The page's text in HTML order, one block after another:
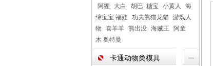
阿狸 大白 胡巴 糖宝 小黄人
海
绵宝宝 福娃
功夫熊猫龙猫
游戏人
物
喜羊羊 熊出没 海贼王
阿童
木 奥特曼
卡通动物类模具